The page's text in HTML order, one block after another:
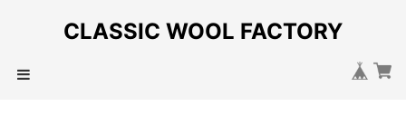
CLASSIC WOOL FACTORY